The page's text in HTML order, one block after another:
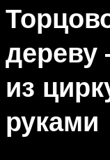
дереву
из
руками